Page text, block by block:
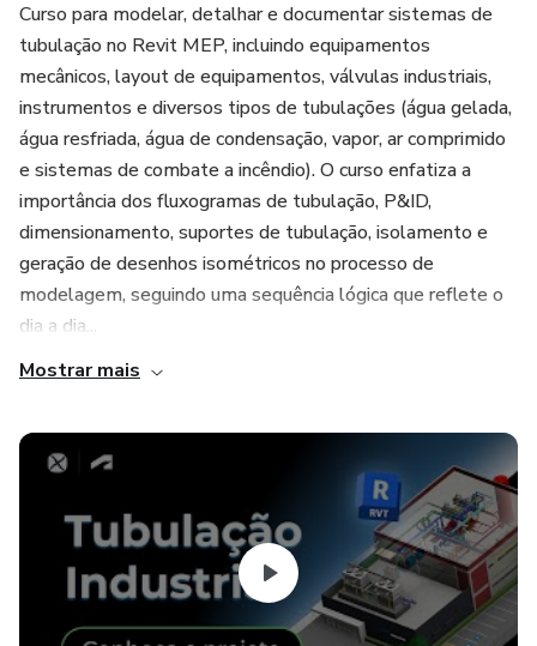
Curso para modelar, detalhar e documentar sistemas de
tubulação no Revit MEP, incluindo equipamentos
mecânicos, layout de equipamentos, válvulas industriais,
instrumentos e diversos tipos de tubulações (água gelada,
água resfriada, água de condensação, vapor, ar comprimido
e sistemas de combate a incêndio). O curso enfatiza a
importância dos fluxogramas de tubulação, P&ID,
dimensionamento, suportes de tubulação, isolamento e
geração de desenhos isométricos no processo de
modelagem, seguindo uma sequência lógica que reflete o
dia a dia...
Mostrar mais